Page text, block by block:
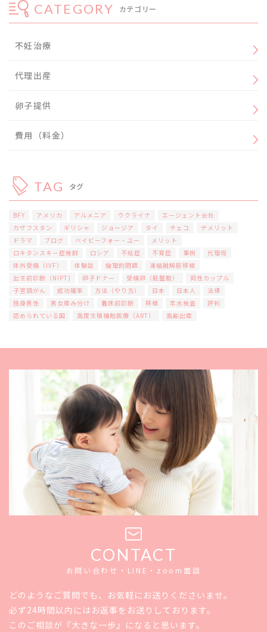
CATEGORY カテゴリー
不妊治療
代理出産
卵子提供
費用（料金）
TAG タグ
BFY アメリカ アルメニア ウクライナ
エージェント会社
カザフスタン
ギリシャ ジョージア タイ チェコ
デメリット
ドラマ
ブログ ベイビーフォー・ユー
メリット
ロキタンスキー症候群
ロシア 不妊症 不育症 事例
代理母
体外受精（IVF）
体験談 倫理的問題
凍結融解胚移植
出生前診断（NIPT)
卵子ドナー 受精卵（胚盤胞）
同性カップル
子宮頸がん
成功確率 方法（やり方） 日本 日本人
法律
独身男性
男女産み分け 着床前診断 移植 羊水検査
評判
認められている国
高度生殖補助医療（ART） 高齢出産
CONTACT
お問い合わせ・LINE・zoom面談
どのようなご質問でも、お気軽にお送りくださいませ。
必ず24時間以内にはお返事をお送りしております。
このご相談が『大きな一歩』になると思います。